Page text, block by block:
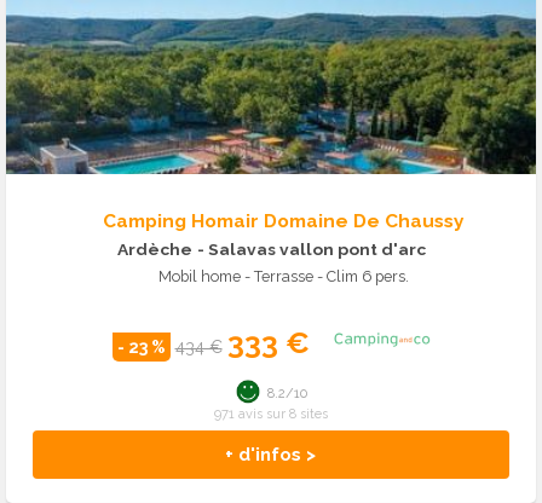
Camping Homair Domaine De Chaussy
Ardèche - Salavas vallon pont d'arc
Mobil home - Terrasse - Clim 6 pers.
- 23 % 434 € 333 €
+ d'infos >
8.2/10
971 avis sur 8 sites